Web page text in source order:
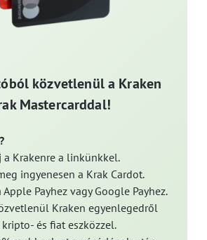
közvetlenül a Kraken
Mastercarddal!
a Krakenre a linkünkkel.
ingyenesen a Krak Cardot.
Payhez vagy Google Payhez.
Kraken egyenlegedről
és fiat eszközzel.